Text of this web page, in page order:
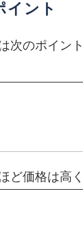
イント
次のポイン
ど価格は高く